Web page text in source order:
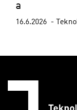
a
16.6.2026